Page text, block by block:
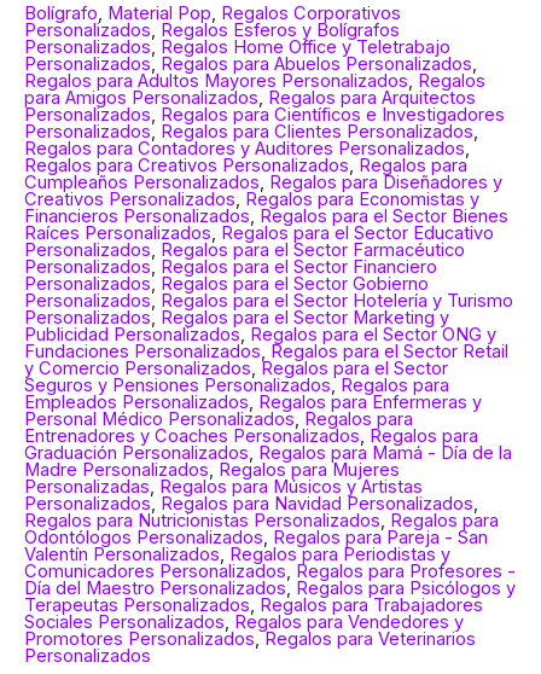
Bolígrafo, Material Pop, Regalos Corporativos
Personalizados, Regalos Esferos y Bolígrafos
Personalizados, Regalos Home Office y Teletrabajo
Personalizados, Regalos para Abuelos Personalizados,
Regalos para Adultos Mayores Personalizados, Regalos
para Amigos Personalizados, Regalos para Arquitectos
Personalizados, Regalos para Científicos e Investigadores
Personalizados, Regalos para Clientes Personalizados,
Regalos para Contadores y Auditores Personalizados,
Regalos para Creativos Personalizados, Regalos para
Cumpleaños Personalizados, Regalos para Diseñadores y
Creativos Personalizados, Regalos para Economistas y
Financieros Personalizados, Regalos para el Sector Bienes
Raíces Personalizados, Regalos para el Sector Educativo
Personalizados, Regalos para el Sector Farmacéutico
Personalizados, Regalos para el Sector Financiero
Personalizados, Regalos para el Sector Gobierno
Personalizados, Regalos para el Sector Hotelería y Turismo
Personalizados, Regalos para el Sector Marketing y
Publicidad Personalizados, Regalos para el Sector ONG y
Fundaciones Personalizados, Regalos para el Sector Retail
y Comercio Personalizados, Regalos para el Sector
Seguros y Pensiones Personalizados, Regalos para
Empleados Personalizados, Regalos para Enfermeras y
Personal Médico Personalizados, Regalos para
Entrenadores y Coaches Personalizados, Regalos para
Graduación Personalizados, Regalos para Mamá - Día de la
Madre Personalizados, Regalos para Mujeres
Personalizadas, Regalos para Músicos y Artistas
Personalizados, Regalos para Navidad Personalizados,
Regalos para Nutricionistas Personalizados, Regalos para
Odontólogos Personalizados, Regalos para Pareja - San
Valentín Personalizados, Regalos para Periodistas y
Comunicadores Personalizados, Regalos para Profesores -
Día del Maestro Personalizados, Regalos para Psicólogos y
Terapeutas Personalizados, Regalos para Trabajadores
Sociales Personalizados, Regalos para Vendedores y
Promotores Personalizados,Regalos para Veterinarios
Personalizados